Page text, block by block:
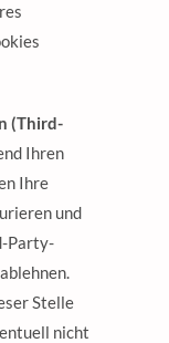
(Third-
Ihren
Ihre
und
Party-
Stelle
nicht